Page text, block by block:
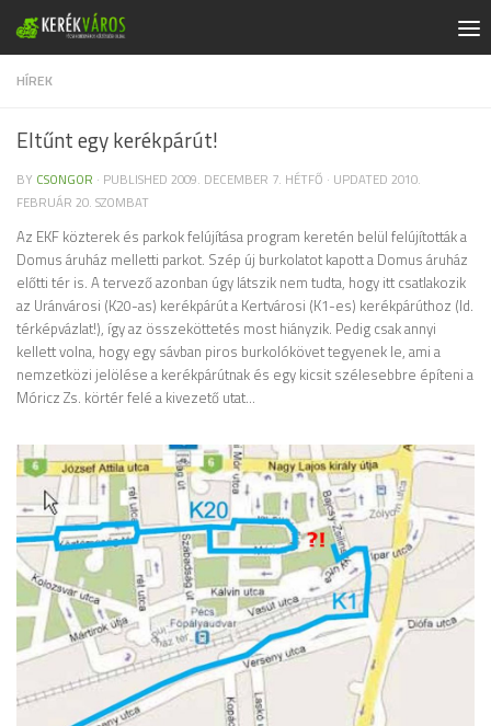
Skip to content
HÍREK
Eltűnt egy kerékpárút!
BY CSONGOR · PUBLISHED 2009. DECEMBER 7. HÉTFŐ · UPDATED 2010.
FEBRUÁR 20. SZOMBAT
Az EKF közterek és parkok felújítása program keretén belül felújították a
Domus áruház melletti parkot. Szép új burkolatot kapott a Domus áruház
előtti tér is. A tervező azonban úgy látszik nem tudta, hogy itt csatlakozik
az Uránvárosi (K20-as) kerékpárút a Kertvárosi (K1-es) kerékpárúthoz (ld.
térképvázlat!), így az összeköttetés most hiányzik. Pedig csak annyi
kellett volna, hogy egy sávban piros burkolókövet tegyenek le, ami a
nemzetközi jelölése a kerékpárútnak és egy kicsit szélesebbre építeni a
Móricz Zs. körtér felé a kivezető utat…